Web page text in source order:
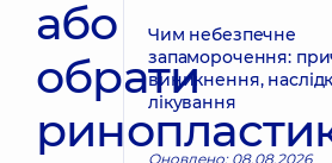
або
обрати
Чим небезпечне
запаморочення:
виникнення,
лікування
Оновлено: 08.08.2026